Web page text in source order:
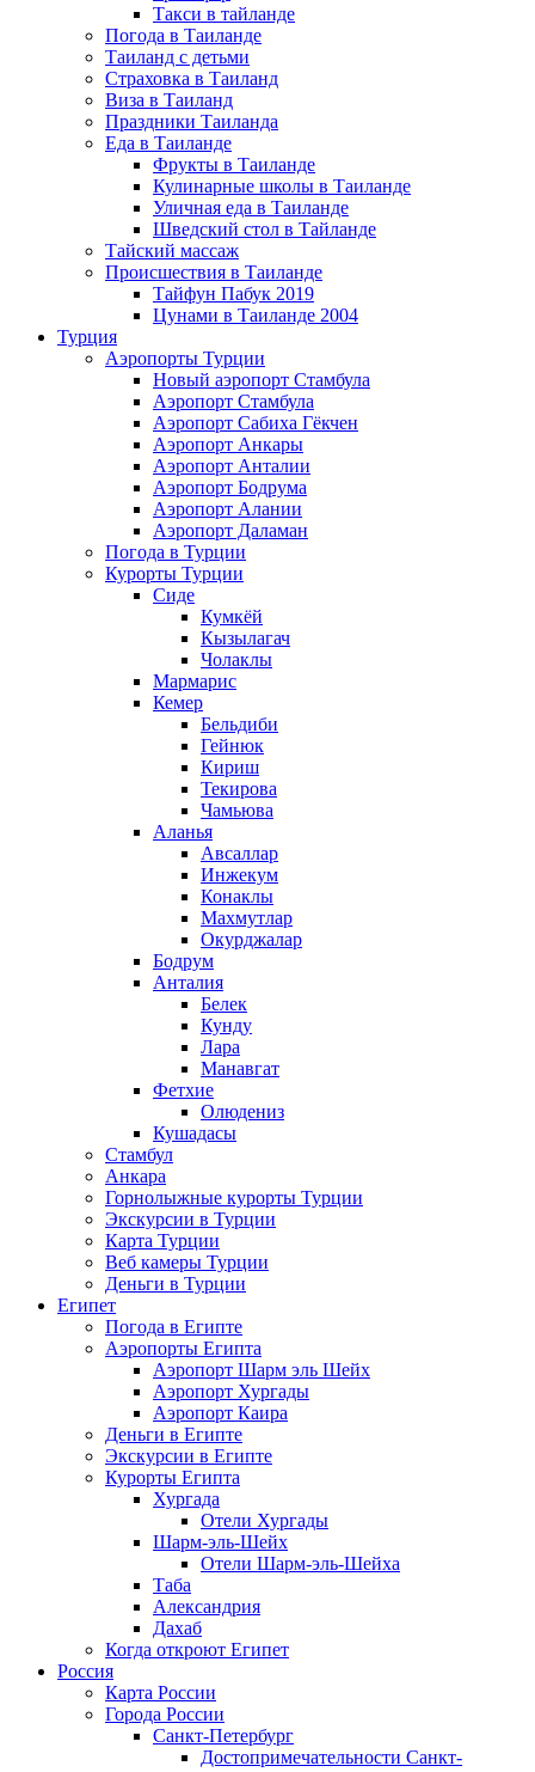
Такси в тайланде
Погода в Таиланде
Таиланд с детьми
Страховка в Таиланд
Виза в Таиланд
Праздники Таиланда
Еда в Таиланде
Фрукты в Таиланде
Кулинарные школы в Таиланде
Уличная еда в Таиланде
Шведский стол в Тайланде
Тайский массаж
Происшествия в Таиланде
Тайфун Пабук 2019
Цунами в Таиланде 2004
Турция
Аэропорты Турции
Новый аэропорт Стамбула
Аэропорт Стамбула
Аэропорт Сабиха Гёкчен
Аэропорт Анкары
Аэропорт Анталии
Аэропорт Бодрума
Аэропорт Алании
Аэропорт Даламан
Погода в Турции
Курорты Турции
Сиде
Кумкёй
Кызылагач
Чолаклы
Мармарис
Кемер
Бельдиби
Гейнюк
Кириш
Текирова
Чамьюва
Аланья
Авсаллар
Инжекум
Конаклы
Махмутлар
Окурджалар
Бодрум
Анталия
Белек
Кунду
Лара
Манавгат
Фетхие
Олюдениз
Кушадасы
Стамбул
Анкара
Горнолыжные курорты Турции
Экскурсии в Турции
Карта Турции
Веб камеры Турции
Деньги в Турции
Египет
Погода в Египте
Аэропорты Египта
Аэропорт Шарм эль Шейх
Аэропорт Хургады
Аэропорт Каира
Деньги в Египте
Экскурсии в Египте
Курорты Египта
Хургада
Отели Хургады
Шарм-эль-Шейх
Отели Шарм-эль-Шейха
Таба
Александрия
Дахаб
Когда откроют Египет
Россия
Карта России
Города России
Санкт-Петербург
Достопримечательности Санкт-